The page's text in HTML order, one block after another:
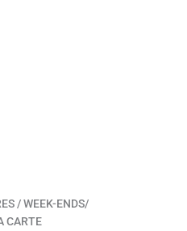
/ WEEK-ENDS/
CARTE